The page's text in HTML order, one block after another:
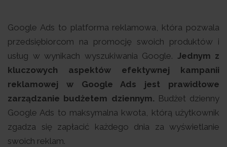
Google Ads to platforma reklamowa, która pozwala
przedsiębiorcom na promocję swoich produktów i
usług w wynikach wyszukiwania Google. Jednym z
kluczowych aspektów efektywnej kampanii
reklamowej w Google Ads jest prawidłowe
zarządzanie budżetem dziennym. Budżet dzienny
Google Ads to maksymalna kwota, którą użytkownik
zgadza się zapłacić każdego dnia za wyświetlanie
swoich reklam.